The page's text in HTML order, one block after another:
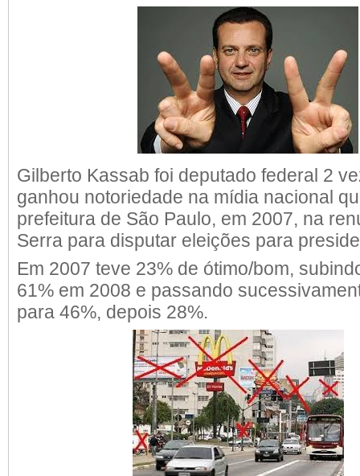
Gilberto Kassab foi deputado federal 2
ganhou notoriedade na mídia nacional
prefeitura de São Paulo, em 2007, na
Serra para disputar eleições para
Em 2007 teve 23% de ótimo/bom,
61% em 2008 e passando
para 46%, depois 28%.